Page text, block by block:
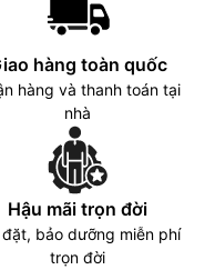
hàng toàn quốc
hàng và thanh toán tại
nhà
Hậu mãi trọn đời
đặt, bảo dưỡng miễn phí
trọn đời